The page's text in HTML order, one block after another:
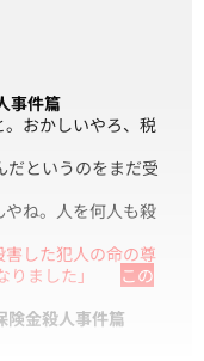
事件篇
。おかしいやろ、税
だというのをまだ受
やね。人を何人も殺
害した犯人の命の尊
ました」
この
険金殺人事件篇